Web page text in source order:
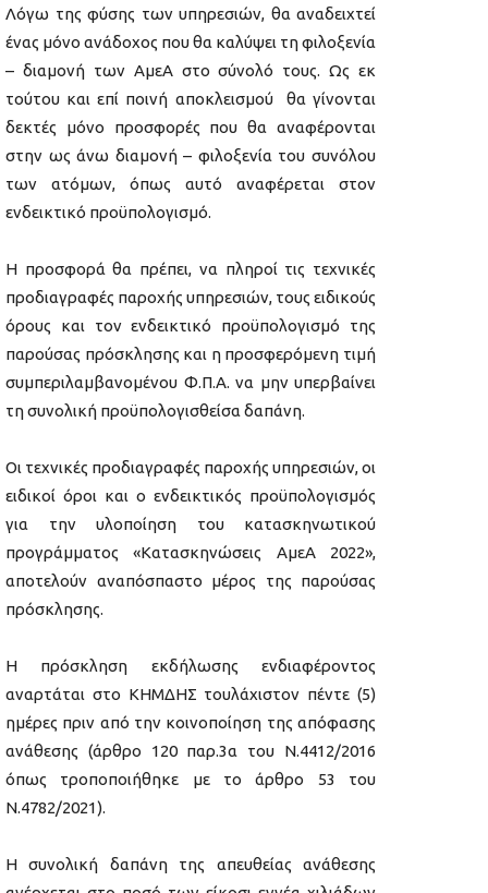
Λόγω της φύσης των υπηρεσιών, θα αναδειχτεί
ένας μόνο ανάδοχος που θα καλύψει τη φιλοξενία
– διαμονή των ΑμεΑ στο σύνολό τους. Ως εκ
τούτου και επί ποινή αποκλεισμού θα γίνονται
δεκτές μόνο προσφορές που θα αναφέρονται
στην ως άνω διαμονή – φιλοξενία του συνόλου
των ατόμων, όπως αυτό αναφέρεται στον
ενδεικτικό προϋπολογισμό.
Η προσφορά θα πρέπει, να πληροί τις τεχνικές
προδιαγραφές παροχής υπηρεσιών, τους ειδικούς
όρους και τον ενδεικτικό προϋπολογισμό της
παρούσας πρόσκλησης και η προσφερόμενη τιμή
συμπεριλαμβανομένου Φ.Π.Α. να μην υπερβαίνει
τη συνολική προϋπολογισθείσα δαπάνη.
Οι τεχνικές προδιαγραφές παροχής υπηρεσιών, οι
ειδικοί όροι και ο ενδεικτικός προϋπολογισμός
για την υλοποίηση του κατασκηνωτικού
προγράμματος «Κατασκηνώσεις ΑμεΑ 2022»,
αποτελούν αναπόσπαστο μέρος της παρούσας
πρόσκλησης.
Η πρόσκληση εκδήλωσης ενδιαφέροντος
αναρτάται στο ΚΗΜΔΗΣ τουλάχιστον πέντε (5)
ημέρες πριν από την κοινοποίηση της απόφασης
ανάθεσης (άρθρο 120 παρ.3α του Ν.4412/2016
όπως τροποποιήθηκε με το άρθρο 53 του
Ν.4782/2021).
Η συνολική δαπάνη της απευθείας ανάθεσης